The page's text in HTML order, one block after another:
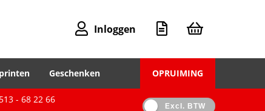
Inloggen
Geschenken OPRUIMING
- 68 22 66
Excl. BTW